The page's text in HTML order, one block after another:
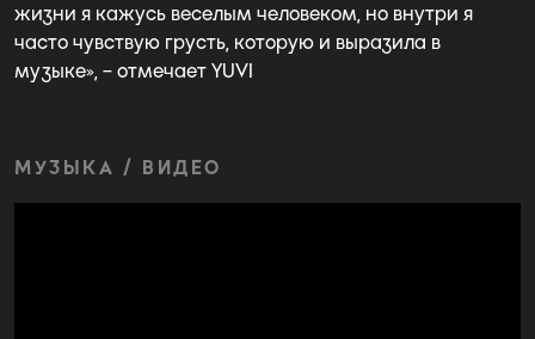
жизни я кажусь веселым человеком, но внутри я
часто чувствую грусть, которую и выразила в
музыке», – отмечает YUVI
МУЗЫКА / ВИДЕО